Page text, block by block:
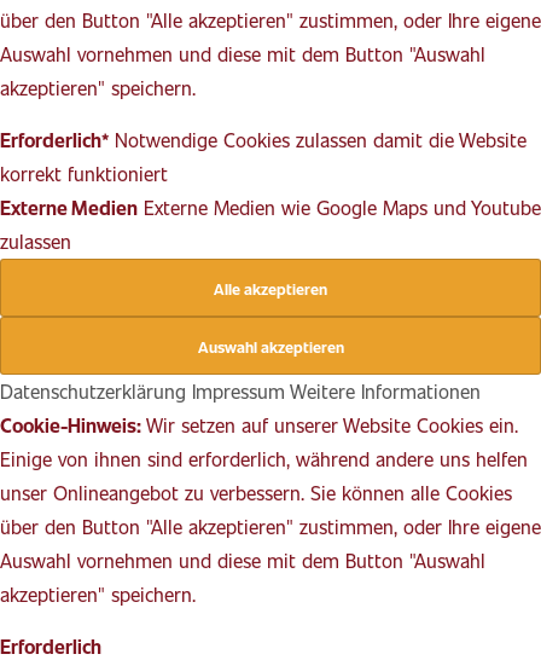
über den Button "Alle akzeptieren" zustimmen, oder Ihre eigene
Auswahl vornehmen und diese mit dem Button "Auswahl
akzeptieren" speichern.
Erforderlich* Notwendige Cookies zulassen damit die Website
korrekt funktioniert
Externe Medien Externe Medien wie Google Maps und Youtube
zulassen
Datenschutzerklärung Impressum Weitere Informationen
Cookie-Hinweis:Wir setzen auf unserer Website Cookies ein.
Einige von ihnen sind erforderlich, während andere uns helfen
unser Onlineangebot zu verbessern. Sie können alle Cookies
über den Button "Alle akzeptieren" zustimmen, oder Ihre eigene
Auswahl vornehmen und diese mit dem Button "Auswahl
akzeptieren" speichern.
Erforderlich